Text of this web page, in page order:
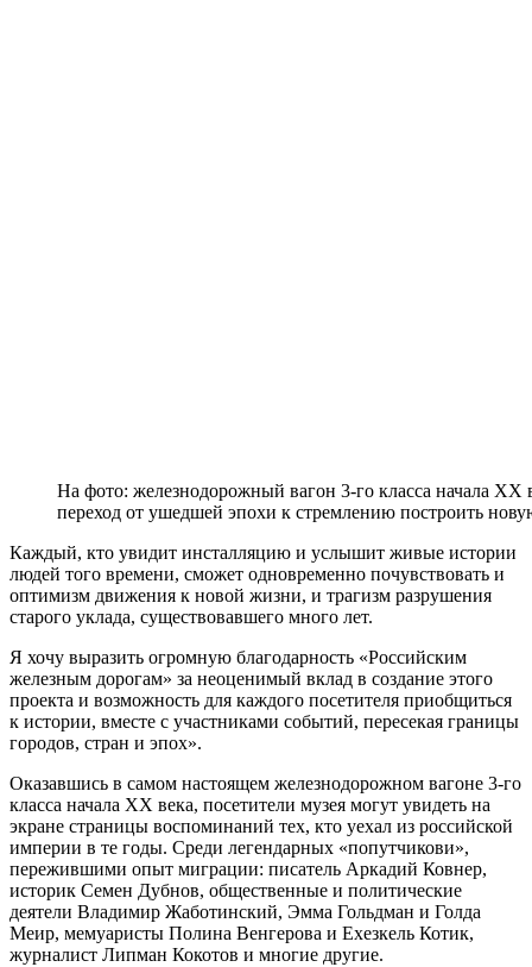
На фото: железнодорожный вагон 3-го класса начала XX
переход от ушедшей эпохи к стремлению построить
Каждый, кто увидит инсталляцию и услышит живые истории
людей того времени, сможет одновременно почувствовать и
оптимизм движения к новой жизни, и трагизм разрушения
старого уклада, существовавшего много лет.
Я хочу выразить огромную благодарность «Российским
железным дорогам» за неоценимый вклад в создание этого
проекта и возможность для каждого посетителя приобщиться
к истории, вместе с участниками событий, пересекая границы
городов, стран и эпох».
Оказавшись в самом настоящем железнодорожном вагоне 3-го
класса начала XX века, посетители музея могут увидеть на
экране страницы воспоминаний тех, кто уехал из российской
империи в те годы. Среди легендарных «попутчикови»,
пережившими опыт миграции: писатель Аркадий Ковнер,
историк Семен Дубнов, общественные и политические
деятели Владимир Жаботинский, Эмма Гольдман и Голда
Меир, мемуаристы Полина Венгерова и Ехезкель Котик,
журналист Липман Кокотов и многие другие.